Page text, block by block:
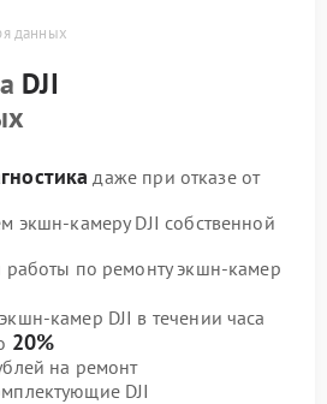
данных
DJI
даже при отказе от
экшн-камеру DJI собственной
работы по ремонту экшн-камер
камер DJI в течении часа
20%
на ремонт
DJI